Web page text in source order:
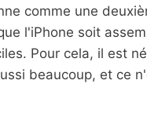
comme une
l'iPhone soit
Pour cela, il est
beaucoup, et ce